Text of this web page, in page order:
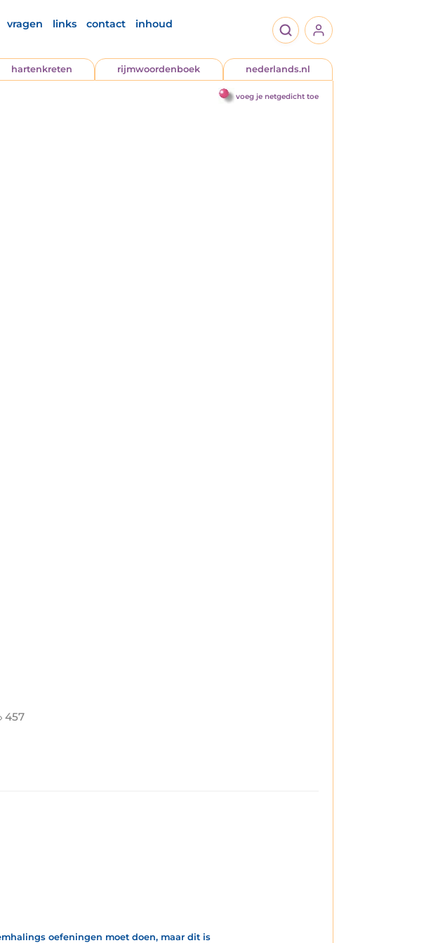
vragen links contact inhoud
hartenkreten rijmwoordenboek nederlands.nl
voeg je netgedicht toe
457
oefeningen moet doen, maar dit is